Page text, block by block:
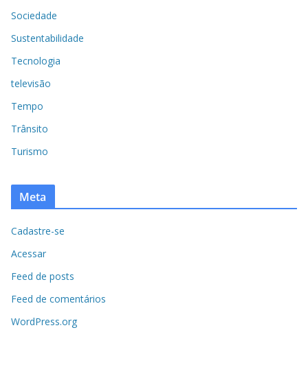
Sociedade
Sustentabilidade
Tecnologia
televisão
Tempo
Trânsito
Turismo
Meta
Cadastre-se
Acessar
Feed de posts
Feed de comentários
WordPress.org